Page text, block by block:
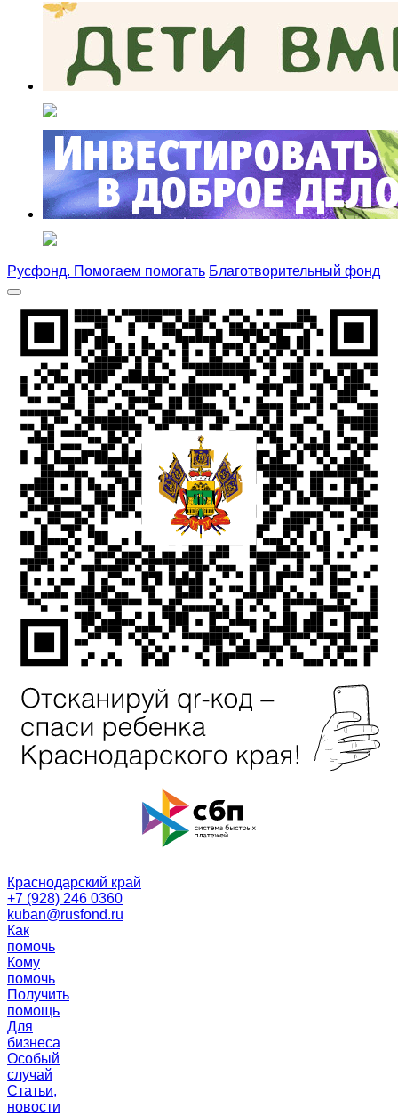
Русфонд. Помогаем помогать Благотворительный фонд
Краснодарский край
+7 (928) 246 0360
kuban@rusfond.ru
Как
помочь
Кому
помочь
Получить
помощь
Для
бизнеса
Особый
случай
Статьи,
новости